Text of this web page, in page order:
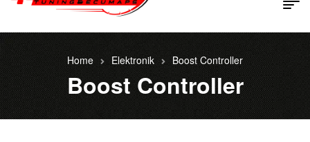
Home Elektronik Boost Controller
Boost Controller